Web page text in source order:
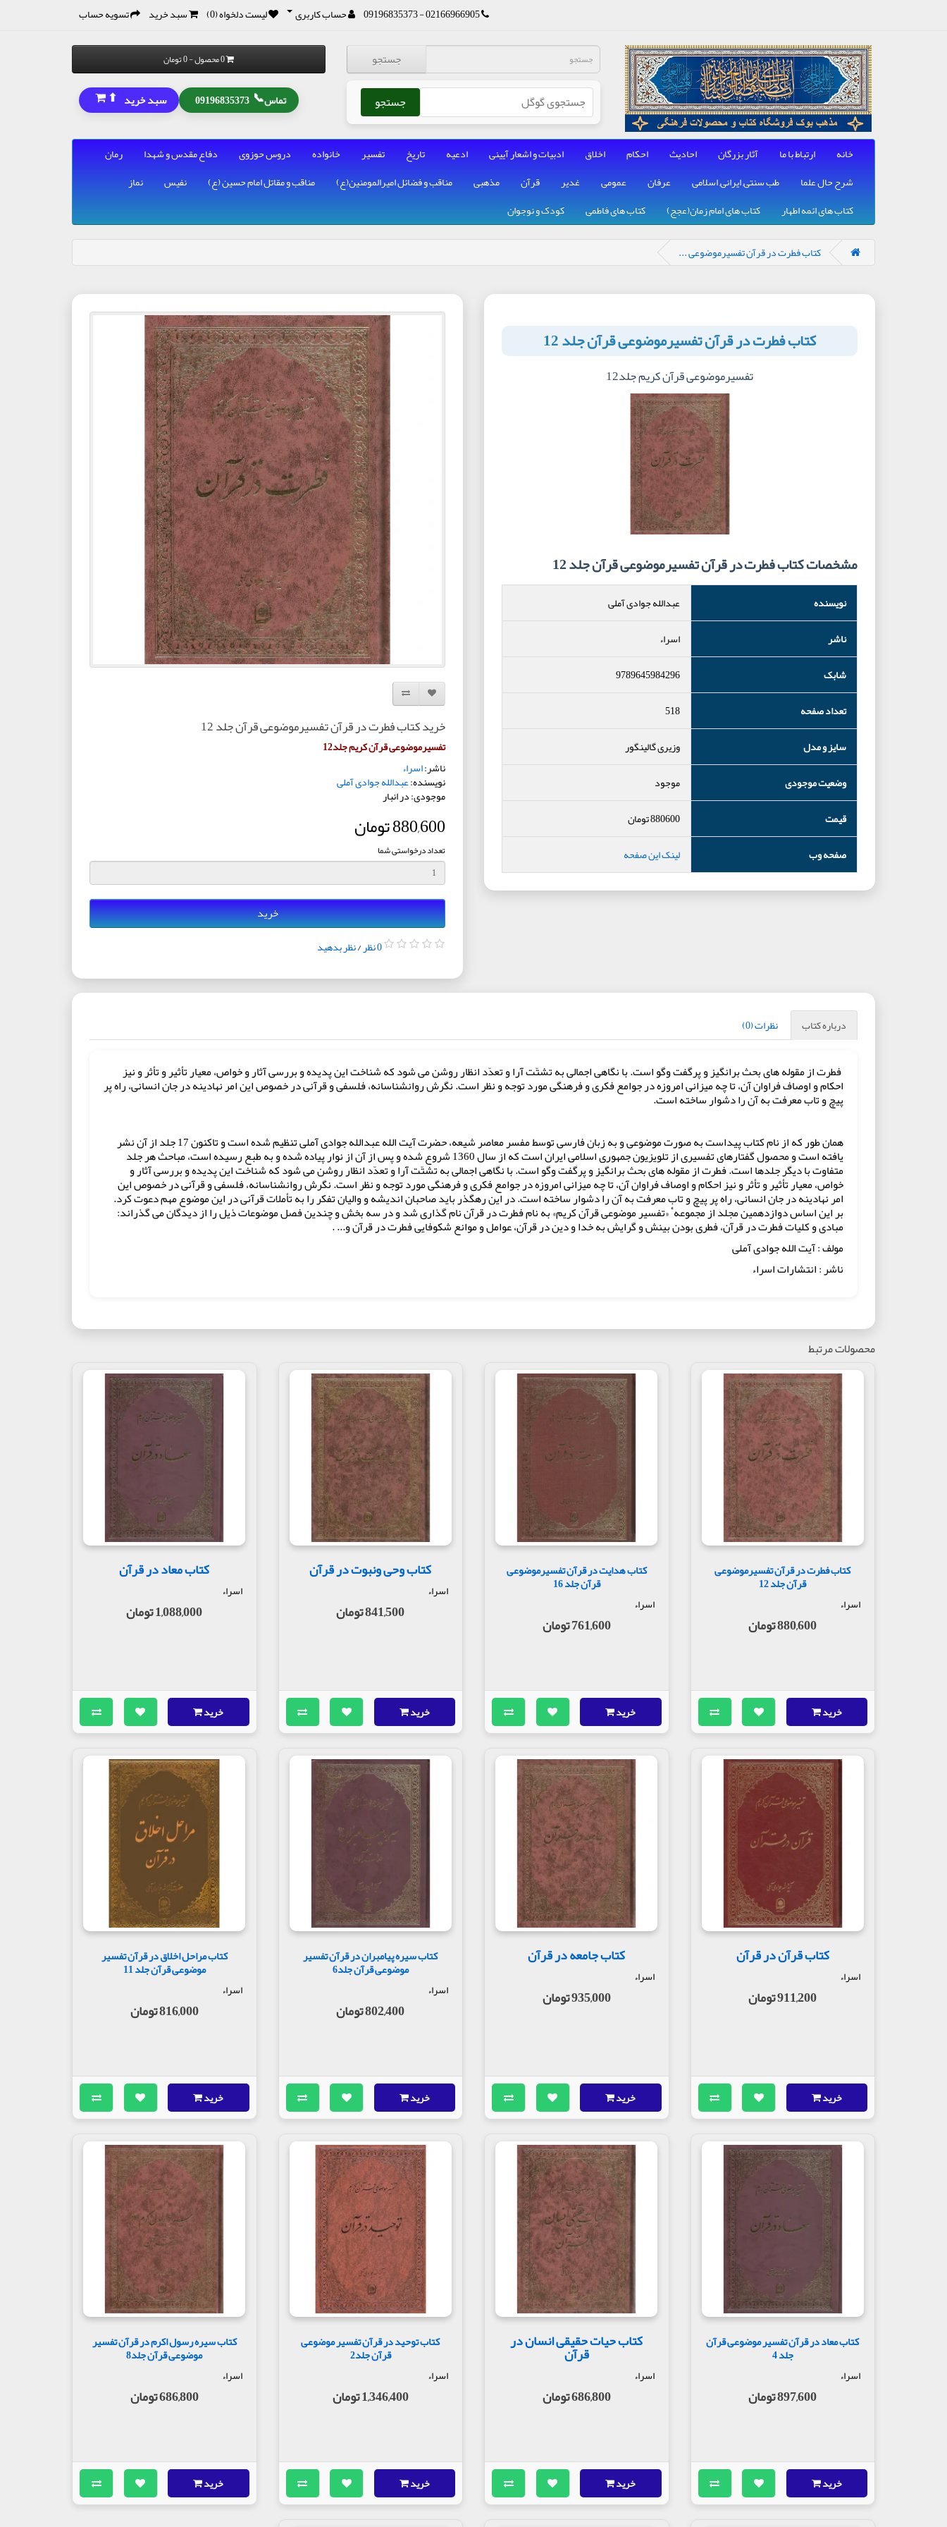
02166966905 - 09196835373 حساب کاربری لیست دلخواه (0) سبد خرید تسویه حساب
جستجو
جستجو
0 محصول - 0 تومان
تماس📞
09196835373 سبد خرید ⬆
خانه ارتباط با ما آثار بزرگان احادیث احکام اخلاق ادبیات و اشعار آیینی ادعیه تاریخ تفسیر خانواده دروس حوزوی دفاع مقدس و شهدا
رمان
شرح حال علما
طب سنتی, ایرانی, اسلامی عرفان عمومی غدیر قرآن مذهبی مناقب و فضائل امیرالمومنین(ع) مناقب و مقاتل امام حسین (ع) نفیس
نماز
کتاب های ائمه اطهار
کتاب های امام زمان(عجج) کتاب های فاطمی کودک و نوجوان
کتاب فطرت در قرآن تفسیرموضوعی ...
کتاب فطرت در قرآن تفسیرموضوعی قرآن جلد 12
تفسیرموضوعی قرآن کریم جلد12
مشخصات کتاب فطرت در قرآن تفسیرموضوعی قرآن جلد 12
نویسنده
عبدالله جوادی آملی
ناشر
اسراء
شابک
9789645984296
تعداد صفحه
518
سایز و مدل
وزیری گالینگور
وضعیت موجودی
موجود
قیمت
880600تومان
صفحه وب
لینک این صفحه
افزودن به لیست دلخواه
مقایسه این محصول
خرید کتاب فطرت در قرآن تفسیرموضوعی قرآن جلد 12
تفسیرموضوعی قرآن کریم جلد12
ناشر:اسراء
نویسنده:عبدالله جوادی آملی
موجودی: در انبار
880,600 تومان
تعداد درخواستی شما
خرید
0 نظر /نظر بدهید
درباره کتاب نظرات (0)
فطرت از مقوله های بحث برانگیز و پرگفت وگو است. با نگاهی اجمالی به تشتّت آرا و تعدّد انظار روشن می شود که شناخت این پدیده و بررسی آثار و خواص، معیار تأثیر و تأثر و نیز
احکام و اوصاف فراوان آن، تا چه میزانی امروزه در جوامع فکری و فرهنگی مورد توجه و نظر است. نگرش روانشناسانه، فلسفی و قرآنی در خصوص این امر نهادینه در جان انسانی، راه پر
پیچ و تاب معرفت به آن را دشوار ساخته است.
همان طور که از نام کتاب پیداست به صورت موضوعی و به زبان فارسی توسط مفسر معاصر شیعه، حضرت آیت الله عبدالله جوادی آملی تنظیم شده است و تاکنون 17 جلد از آن نشر
یافته است و محصول گفتارهای تفسیری از تلویزیون جمهوری اسلامی ایران است که از سال 1360 شروع شده و پس از آن از نوار پیاده شده و به طبع رسیده است، مباحث هر جلد
متفاوت با دیگر جلدها است. فطرت از مقوله های بحث برانگیز و پرگفت وگو است. با نگاهی اجمالی به تشتّت آرا و تعدّد انظار روشن می شود که شناخت این پدیده و بررسی آثار و
خواص، معیار تأثیر و تأثر و نیز احکام و اوصاف فراوان آن، تا چه میزانی امروزه در جوامع فکری و فرهنگی مورد توجه و نظر است. نگرش روانشناسانه، فلسفی و قرآنی در خصوص این
امر نهادینه در جان انسانی، راه پر پیچ و تاب معرفت به آن را دشوار ساخته است. در این رهگذر باید صاحبان اندیشه و والیان تفکر را به تأملات قرآنی در این موضوع مهم دعوت کرد.
بر این اساس دوازدهمین مجلد از مجموعهٴ «تفسیر موضوعی قرآن کریم» به نام فطرت در قرآن نام گذاری شد و در سه بخش و چندین فصل موضوعات ذیل را از دیدگان می گذراند:
مبادی و کلیات فطرت در قرآن، فطری بودن بینش و گرایش به خدا و دین در قرآن، عوامل و موانع شکوفایی فطرت در قرآن و... .
مولف : آیت الله جوادی آملی
ناشر : انتشارات اسراء
محصولات مرتبط
کتاب فطرت در قرآن تفسیرموضوعی
قرآن جلد 12
اسراء
880,600 تومان
خرید
کتاب هدایت در قرآن تفسیرموضوعی
قرآن جلد 16
اسراء
761,600 تومان
خرید
کتاب وحی ونبوت در قرآن
اسراء
841,500 تومان
خرید
کتاب معاد در قرآن
اسراء
1,088,000 تومان
خرید
کتاب قرآن در قرآن
اسراء
911,200 تومان
خرید
کتاب جامعه در قرآن
اسراء
935,000 تومان
خرید
کتاب سیره پیامبران در قرآن تفسیر
موضوعی قرآن جلد6
اسراء
802,400 تومان
خرید
کتاب مراحل اخلاق در قرآن تفسیر
موضوعی قرآن جلد 11
اسراء
816,000 تومان
خرید
کتاب معاد در قرآن تفسیر موضوعی قرآن
جلد 4
اسراء
897,600 تومان
خرید
کتاب حیات حقیقی انسان در
قرآن
اسراء
686,800 تومان
خرید
کتاب توحید در قرآن تفسیر موضوعی
قرآن جلد2
اسراء
1,346,400 تومان
خرید
کتاب سیره رسول اکرم در قرآن تفسیر
موضوعی قرآن جلد8
اسراء
686,800 تومان
خرید